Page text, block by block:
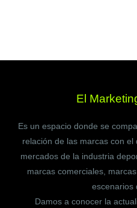
El
Es un espacio donde se
relación de las marcas con
mercados de la industria
marcas comerciales,
escenarios
Damos a conocer la